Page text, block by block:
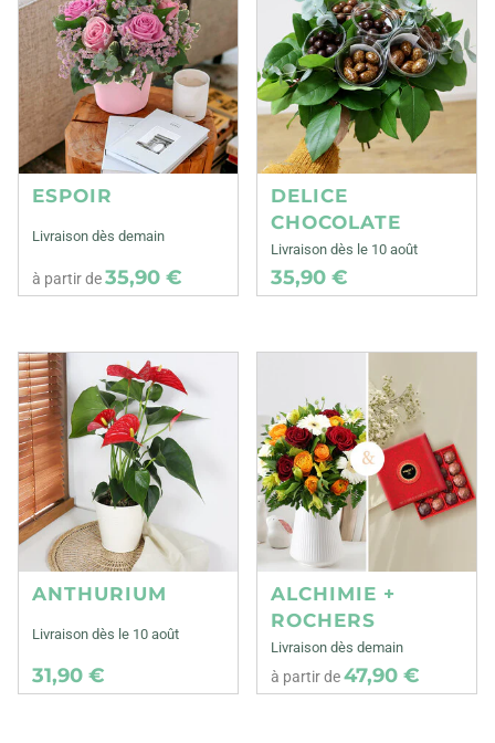
ESPOIR
Livraison dès demain
à partir de35,90 €
DELICE
CHOCOLATE
Livraison dès le 10 août
35,90 €
ANTHURIUM
Livraison dès le 10 août
31,90 €
ALCHIMIE +
ROCHERS
Livraison dès demain
à partir de47,90 €